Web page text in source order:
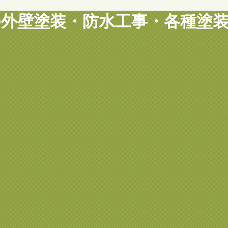
壁塗装・防水工事・各種塗